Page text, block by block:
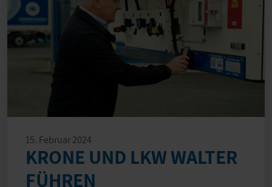
15. Februar 2024
KRONE UND LKW WALTER
FÜHREN